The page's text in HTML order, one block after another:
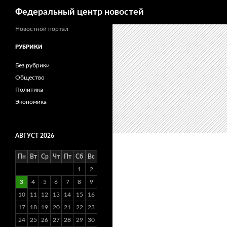
Федеральный центр новостей
Новостной портал
РУБРИКИ
Без рубрики
Общество
Политика
Экономика
АВГУСТ 2026
Пн Вт Ср Чт Пт Сб Вс
1 2
3 4 5 6 7 8 9
10 11 12 13 14 15 16
17 18 19 20 21 22 23
24 25 26 27 28 29 30